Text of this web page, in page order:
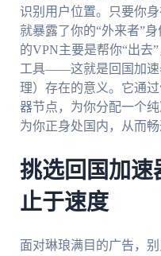
识别用户位置。只要你
就暴露了你的“外来者”
的VPN主要是帮你“出去
工具——这就是回国加速
理）存在的意义。它通
器节点，为你分配一个
为你正身处国内，从而畅
挑选回国加速
止于速度
面对琳琅满目的广告，